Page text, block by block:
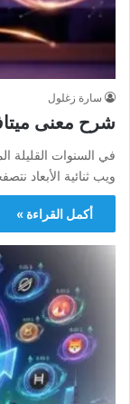
سارة زغلول
شرح معنى
في السنوات القليلة
ويب ثنائية الأبعاد
أكمل القراءة »